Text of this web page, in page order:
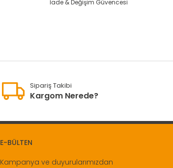
İade & Değişim Güvencesi
Sipariş Takibi
Kargom Nerede?
E-BÜLTEN
Kampanya ve duyurularımızdan